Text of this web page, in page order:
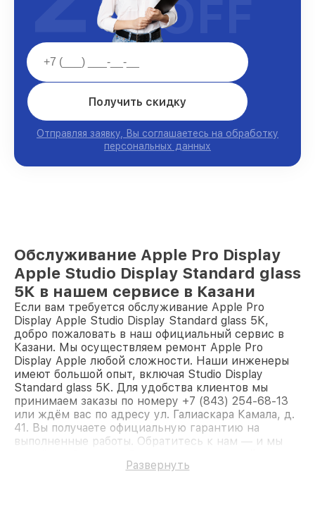
Получить скидку
Отправляя заявку, Вы соглашаетесь на обработку
персональных данных
OFF
Обслуживание Apple Pro Display
Apple Studio Display Standard glass
5К в нашем сервисе в Казани
Если вам требуется обслуживание Apple Pro
Display Apple Studio Display Standard glass 5К,
добро пожаловать в наш официальный сервис в
Казани. Мы осуществляем ремонт Apple Pro
Display Apple любой сложности. Наши инженеры
имеют большой опыт, включая Studio Display
Standard glass 5К. Для удобства клиентов мы
принимаем заказы по номеру +7 (843) 254-68-13
или ждём вас по адресу ул. Галиаскара Камала, д.
41. Вы получаете официальную гарантию на
выполненные работы. Обратитесь к нам — и мы
Развернуть